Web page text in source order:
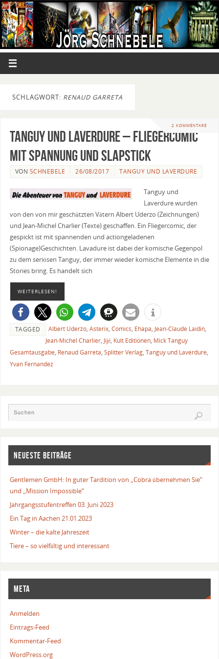
SCHLAGWORT: RENAUD GARRETA
2 KOMMENTARE
Tanguy und Laverdure – Fliegercomic
mit Spannung und Slapstick
VON SCHNEBELE 26/08/2017 TANGUY UND LAVERDURE
Tanguy und
Laverdure wurden
von den von mir geschätzten Vätern Albert Uderzo (Zeichnungen)
und Jean-Michel Charlier (Texte) geschaffen. Ein Fliegercomic, der
gespickt ist mit spannenden und actiongeladenen
(Spionage)Geschichten. Lavadure ist dabei der komische Gegenpol
zu dem seriösen Tanguy, der immer wieder komische Elemente in die
Stories bring. Es handelt sich
WEITERLESEN!
TAGGED Albert Uderzo, Asterix, Comics, Ehapa, Jean-Claude Laidin,
Jean-Michel Charlier, Jijé, Kult Editionen, Mick Tanguy
Gesamtausgabe, Renaud Garreta, Splitter Verlag, Tanguy und Laverdure,
Yvan Fernandez
NEUESTE BEITRÄGE
Gentlemen GmbH: In guter Tardition von „Cobra übernehmen Sie“
und „Mission Impossible“
Jahrgangsstufentreffen 03. Juni 2023
Ein Tag in Aachen 21.01.2023
Winter – die kalte Jahreszeit
Tiere – so vielfältig und interessant
META
Anmelden
Eintrags-Feed
Kommentar-Feed
WordPress.org